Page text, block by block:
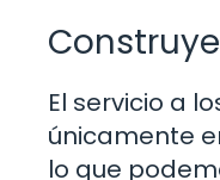
El servicio a
únicamente
lo que